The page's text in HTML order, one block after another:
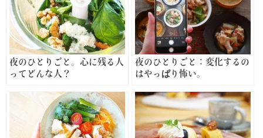
夜のひとりごと。心に残る人
ってどんな人？
夜のひとりごと：変化するの
はやっぱり怖い。